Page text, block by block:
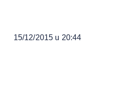
15/12/2015 u 20:44